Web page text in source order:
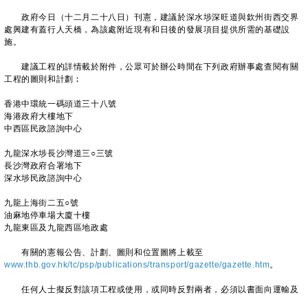
政府今日（十二月二十八日）刊憲，建議於深水埗深旺道與欽州街西交界
處興建有蓋行人天橋，為該處附近現有和日後的發展項目提供所需的基礎設
施。
建議工程的詳情載於附件，公眾可於辦公時間在下列政府辦事處查閱有關
工程的圖則和計劃︰
香港中環統一碼頭道三十八號
海港政府大樓地下
中西區民政諮詢中心
九龍深水埗長沙灣道三○三號
長沙灣政府合署地下
深水埗民政諮詢中心
九龍上海街二五○號
油麻地停車場大廈十樓
九龍東區及九龍西區地政處
有關的憲報公告、計劃、圖則和位置圖將上載至
www.thb.gov.hk/tc/psp/publications/transport/gazette/gazette.htm。
任何人士擬反對該項工程或使用，或同時反對兩者，必須以書面向運輸及